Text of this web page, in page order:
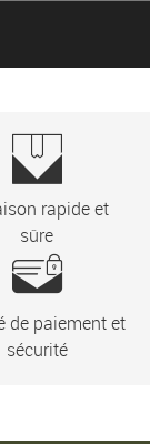
rapide et
sûre
de paiement et
sécurité